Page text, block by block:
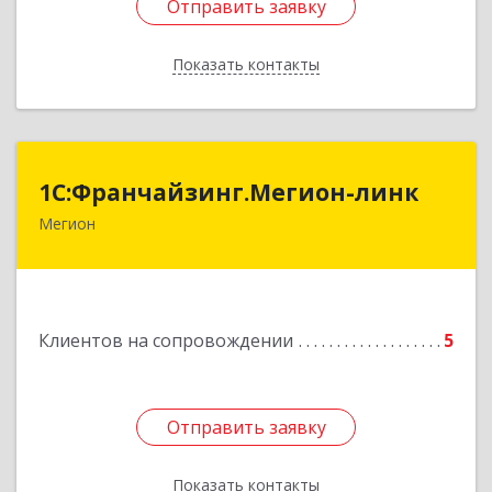
Отправить заявку
Показать контакты
Отправить заявку
Назад
1С:Франчайзинг.Мегион-линк
Мегион
Клиентов на сопровождении 5
Отправить заявку
Показать контакты
1С:Франчайзинг.Мегион-линк
Отправить заявку
Назад